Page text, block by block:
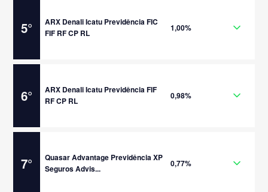
5°
ARX Denali Icatu Previdência FIC
FIF RF CP RL
1,00%
6°
ARX Denali Icatu Previdência FIF
RF CP RL
0,98%
7°
Quasar Advantage Previdência XP
Seguros Advis...
0,77%